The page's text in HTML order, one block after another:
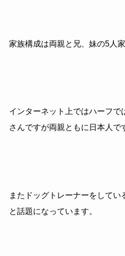
家族構成は両親と兄、妹の5人家
インターネット上ではハーフで
さんですが両親ともに日本人で
またドッグトレーナーをしてい
と話題になっています。